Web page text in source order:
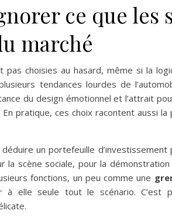
ce que les
marché
pas choisies au hasard, même si la
tendances lourdes de
du design émotionnel et l’attrait
pratique, ces choix racontent aussi la
un portefeuille
la scène sociale, pour la
fonctions, un peu comme une
à elle seule tout le scénario. C’est